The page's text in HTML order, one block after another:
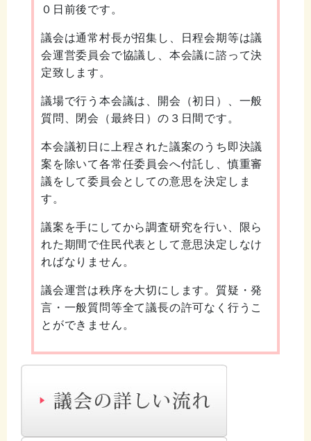
０日前後です。
議会は通常村長が招集し、日程会期等は議
会運営委員会で協議し、本会議に諮って決
定致します。
議場で行う本会議は、開会（初日）、一般
質問、閉会（最終日）の３日間です。
本会議初日に上程された議案のうち即決議
案を除いて各常任委員会へ付託し、慎重審
議をして委員会としての意思を決定しま
す。
議案を手にしてから調査研究を行い、限ら
れた期間で住民代表として意思決定しなけ
ればなりません。
議会運営は秩序を大切にします。質疑・発
言・一般質問等全て議長の許可なく行うこ
とができません。